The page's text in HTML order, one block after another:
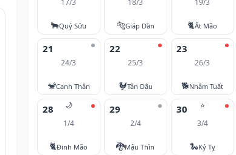
🐂Quý Sửu 🐅Giáp Dần 🐈Ất Mão
21
24/3
🐒Canh Thân
22
25/3
🐓Tân Dậu
23
26/3
🐕Nhâm Tuất
🌙
28
1/4
🐈Đinh Mão
29
2/4
🐉Mậu Thìn
⭐
30
3/4
🐍Kỷ Tỵ